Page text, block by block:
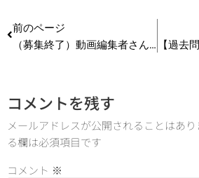
前のページ
（募集終了）動画編集者さん募集！
コメントを残す
メールアドレスが公開されることはあり
る欄は必須項目です
コメント ※